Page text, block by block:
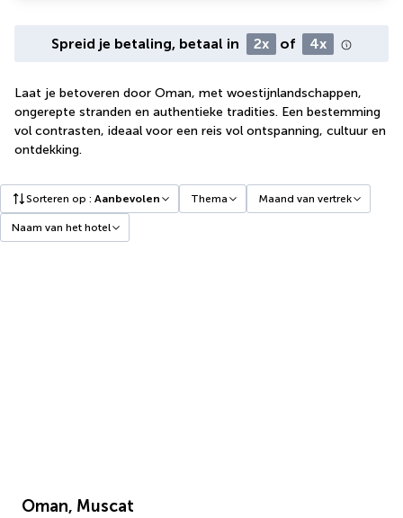
Spreid je betaling, betaal in 2x of 4x
Laat je betoveren door Oman, met woestijnlandschappen,
ongerepte stranden en authentieke tradities. Een bestemming
vol contrasten, ideaal voor een reis vol ontspanning, cultuur en
ontdekking.
Sorteren op : Aanbevolen Thema Maand van vertrek
Naam van het hotel
Oman, Muscat